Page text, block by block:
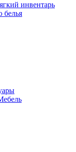
инвентарь
белья